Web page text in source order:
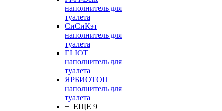
наполнитель для
туалета
СиСиКэт
наполнитель для
туалета
ELIOT
наполнитель для
туалета
ЯРБИОТОП
наполнитель для
туалета
+ ЕЩЕ 9